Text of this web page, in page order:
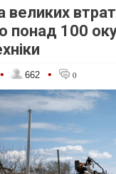
втрат
понад 100
• 662 • 0